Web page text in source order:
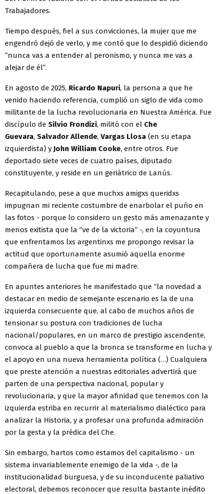
Trabajadores.
Tiempo después, fiel a sus convicciones, la mujer que me
engendró dejó de verlo, y me contó que lo despidió diciendo
“nunca vas a entender al peronismo, y nunca me vas a
alejar de él”.
En agosto de 2025, Ricardo Napuri, la persona a que he
venido haciendo referencia, cumplió un siglo de vida como
militante de la lucha revolucionaria en Nuestra América. Fue
discípulo de Silvio Frondizi, militó con el Che
Guevara, Salvador Allende, Vargas Llosa (en su etapa
izquierdista) y John William Cooke, entre otros. Fue
deportado siete veces de cuatro países, diputado
constituyente, y reside en un geriátrico de Lanús.
Recapitulando, pese a que muchxs amigxs queridxs
impugnan mi reciente costumbre de enarbolar el puño en
las fotos - porque lo considero un gesto más amenazante y
menos exitista que la “ve de la victoria” -, en la coyuntura
que enfrentamos lxs argentinxs me propongo revisar la
actitud que oportunamente asumió aquella enorme
compañera de lucha que fue mi madre.
En apuntes anteriores he manifestado que “la novedad a
destacar en medio de semejante escenario es la de una
izquierda consecuente que, al cabo de muchos años de
tensionar su postura con tradiciones de lucha
nacional/populares, en un marco de prestigio ascendente,
convoca al pueblo a que la bronca se transforme en lucha y
el apoyo en una nueva herramienta política (…) Cualquiera
que preste atención a nuestras editoriales advertirá que
parten de una perspectiva nacional, popular y
revolucionaria, y que la mayor afinidad que tenemos con la
izquierda estriba en recurrir al materialismo dialéctico para
analizar la Historia, y a profesar una profunda admiración
por la gesta y la prédica del Che.
Sin embargo, hartos como estamos del capitalismo - un
sistema invariablemente enemigo de la vida -, de la
institucionalidad burguesa, y de su inconducente paliativo
electoral, debemos reconocer que resulta bastante inédito